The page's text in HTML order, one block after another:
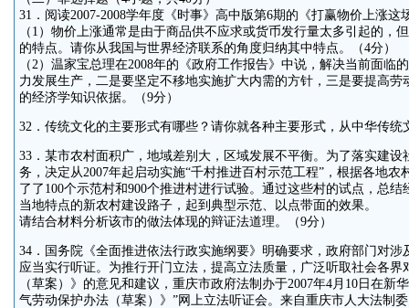
31．阅读2007-2008学年度《时事》高中版第6期的《打赢物价上涨这
（1）物价上涨通常是由于商品供不应求或货币发行量太多引起的，
的特点。请你从我国与世界经济联系的角度归纳其中特点。（4分）
（2）温家宝总理在2008年的《政府工作报告》中说，解决当前面临
力发展生产，二是要坚定不移地实施扩大内需的方针，三是要提高
的经济学知识依据。（9分）
32．传统文化的主要形式有哪些？请你就各种主要形式，从中华传统
33．某市农村面积广，地域差别大，区域发展不平衡。为了落实建
务，决定从2007年起启动实施“千村推进百村示范工程”，根据各地
了了100个示范村和900个推进村进行试验。通过这些村的试点，总
当地特点的新农村建设路子，起到典型示范、以点带面的效果。
请结合材料分析该市的做法体现的辩证法道理。（9分）
34．国务院《全面推进依法行政实施纲要》明确要求，政府部门对
应当实行听证。为推行开门立法，提高立法质量，广泛听取社会各
（草案）》的意见和建议，重庆市政府法制办于2007年4月10日在新
气劳动保护办法（草案）》”网上立法听证会。来自重庆市人大法制